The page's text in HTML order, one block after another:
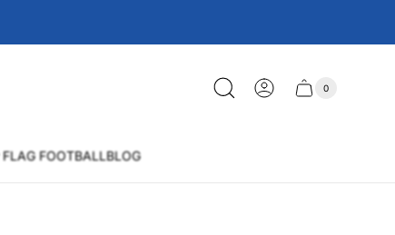
Schublade
Anzahl
0
FLAG FOOTBALLBLOG